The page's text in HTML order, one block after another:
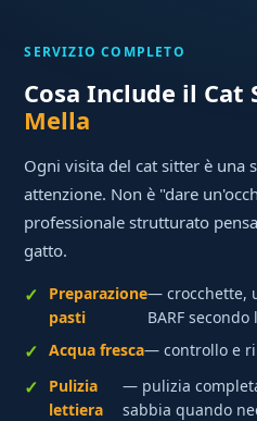
SERVIZIO COMPLETO
Cosa Include il Cat
Mella
Ogni visita del cat sitter è una
attenzione. Non è "dare
professionale strutturato
gatto.
Preparazione
pasti
— crocchette,
BARF
Acqua fresca— controllo e
Pulizia
lettiera
— pulizia
sabbia quando